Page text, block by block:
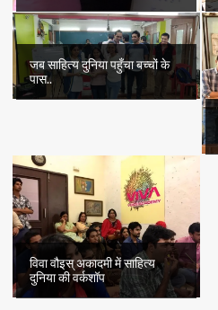
जब साहित्य दुनिया पहुँचा बच्चों के
पास..
विवा वौइस् अकादमी में साहित्य
दुनिया की वर्कशॉप